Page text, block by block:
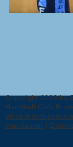
Copyright 2026 by
Handball Club
office@bt-
Impressum